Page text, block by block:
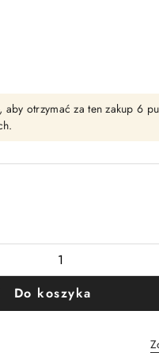
aby otrzymać za ten zakup 6
Do koszyka